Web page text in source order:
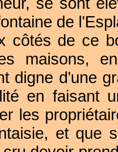
de
côtés de ce
maisons,
digne d'une
en faisant
les
et que